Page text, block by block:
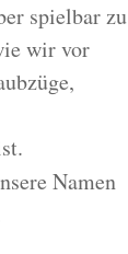
spielbar zu
wir vor
Namen